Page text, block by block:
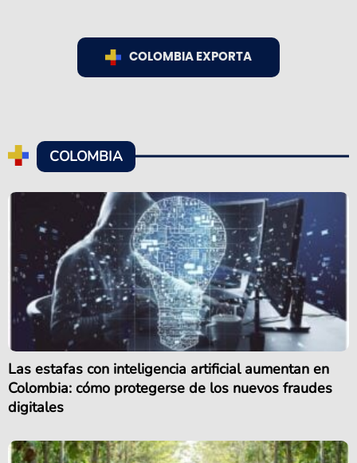
COLOMBIA EXPORTA
COLOMBIA
Las estafas con inteligencia artificial aumentan en
Colombia: cómo protegerse de los nuevos fraudes
digitales